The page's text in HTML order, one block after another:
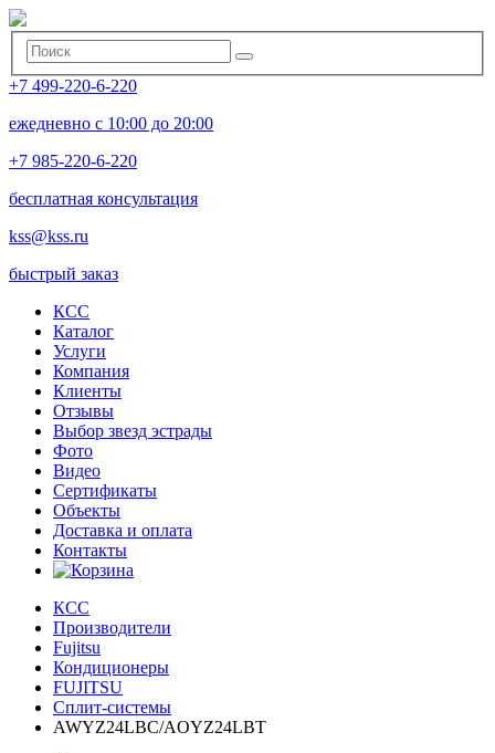
+7 499-220-6-220
ежедневно с 10:00 до 20:00
+7 985-220-6-220
бесплатная консультация
kss@kss.ru
быстрый заказ
КСС
Каталог
Услуги
Компания
Клиенты
Oтзывы
Выбор звезд эстрады
Фото
Видео
Сертификаты
Объекты
Доставка и оплата
Контакты
КСС
Производители
Fujitsu
Кондиционеры
FUJITSU
Сплит-системы
AWYZ24LBC/AOYZ24LBT